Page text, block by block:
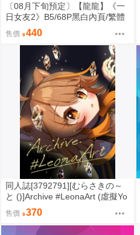
〔08月下旬預定〕【龍龍】《一
日女友2》B5/68P黑白內頁/繁體
中文⬢黑市兔 (parody: BanG Dre
am! It's MyGO!!!!! Ave Mujica 迷
途之子 頌樂人偶 バンドリ！) FF
售價 440
同人誌[3792791][むらさきの～
と ()]Archive #LeonaArt (虛擬Yo
uTuber)
售價 370